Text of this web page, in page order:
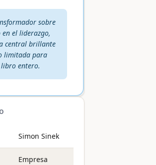
sobre
el liderazgo,
central brillante
limitada para
entero.
Simon Sinek
Empresa